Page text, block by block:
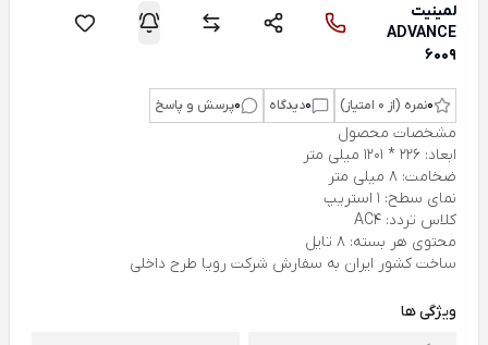
لمینیت
ADVANCE
6009
0نمره (از 0 امتیاز) 0دیدگاه 0پرسش و پاسخ
مشخصات محصول
ابعاد: 226 * 1201 میلی متر
ضخامت: 8 میلی متر
نمای سطح: 1 استریپ
کلاس تردد: AC4
محتوی هر بسته: 8 تایل
ساخت کشور ایران به سفارش شرکت رویا طرح داخلی
ویژگی ها